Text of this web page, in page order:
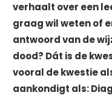
verhaalt over een
graag wil weten of
antwoord van de
dood? Dát is de
vooral de kwestie
aankondigt als: